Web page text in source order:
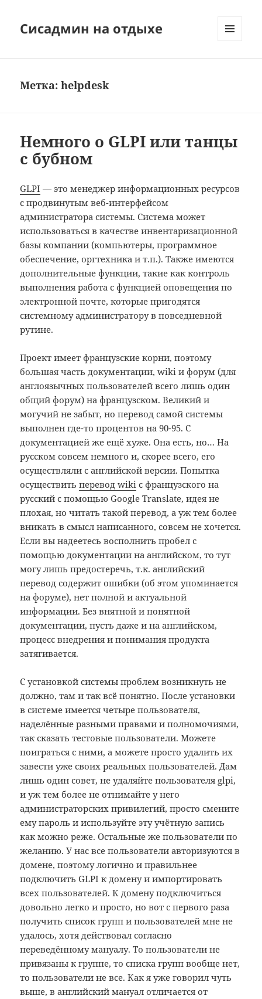
Сисадмин на отдыхе
Метка:helpdesk
Немного о GLPI или танцы
с бубном
GLPI — это менеджер информационных ресурсов
с продвинутым веб-интерфейсом
администратора системы. Система может
использоваться в качестве инвентаризационной
базы компании (компьютеры, программное
обеспечение, оргтехника и т.п.). Также имеются
дополнительные функции, такие как контроль
выполнения работа с функцией оповещения по
электронной почте, которые пригодятся
системному администратору в повседневной
рутине.
Проект имеет французские корни, поэтому
большая часть документации, wiki и форум (для
англоязычных пользователей всего лишь один
общий форум) на французском. Великий и
могучий не забыт, но перевод самой системы
выполнен где-то процентов на 90-95. С
документацией же ещё хуже. Она есть, но… На
русском совсем немного и, скорее всего, его
осуществляли с английской версии. Попытка
осуществитьперевод wiki с французского на
русский с помощью Google Translate, идея не
плохая, но читать такой перевод, а уж тем более
вникать в смысл написанного, совсем не хочется.
Если вы надеетесь восполнить пробел с
помощью документации на английском, то тут
могу лишь предостеречь, т.к. английский
перевод содержит ошибки (об этом упоминается
на форуме), нет полной и актуальной
информации. Без внятной и понятной
документации, пусть даже и на английском,
процесс внедрения и понимания продукта
затягивается.
С установкой системы проблем возникнуть не
должно, там и так всё понятно. После установки
в системе имеется четыре пользователя,
наделённые разными правами и полномочиями,
так сказать тестовые пользователи. Можете
поиграться с ними, а можете просто удалить их
завести уже своих реальных пользователей. Дам
лишь один совет, не удаляйте пользователя glpi,
и уж тем более не отнимайте у него
администраторских привилегий, просто смените
ему пароль и используйте эту учётную запись
как можно реже. Остальные же пользователи по
желанию. У нас все пользователи авторизуются в
домене, поэтому логично и правильнее
подключить GLPI к домену и импортировать
всех пользователей. К домену подключиться
довольно легко и просто, но вот с первого раза
получить список групп и пользователей мне не
удалось, хотя действовал согласно
переведённому мануалу. То пользователи не
привязаны к группе, то списка групп вообще нет,
то пользователи не все. Как я уже говорил чуть
выше, в английский мануал отличается от